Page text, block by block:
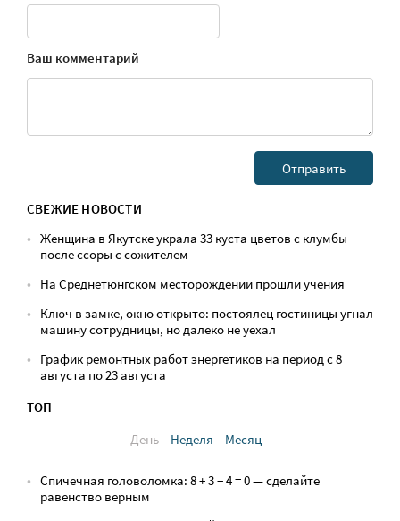
Ваш комментарий
СВЕЖИЕ НОВОСТИ
Женщина в Якутске украла 33 куста цветов с клумбы
после ссоры с сожителем
На Среднетюнгском месторождении прошли учения
Ключ в замке, окно открыто: постоялец гостиницы угнал
машину сотрудницы, но далеко не уехал
График ремонтных работ энергетиков на период с 8
августа по 23 августа
ТОП
День
Неделя Месяц
Спичечная головоломка: 8 + 3 − 4 = 0 — сделайте
равенство верным